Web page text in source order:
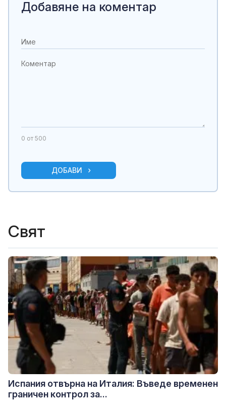
Добавяне на коментар
0 от 500
ДОБАВИ
Свят
Испания отвърна на Италия: Въведе временен
граничен контрол за...